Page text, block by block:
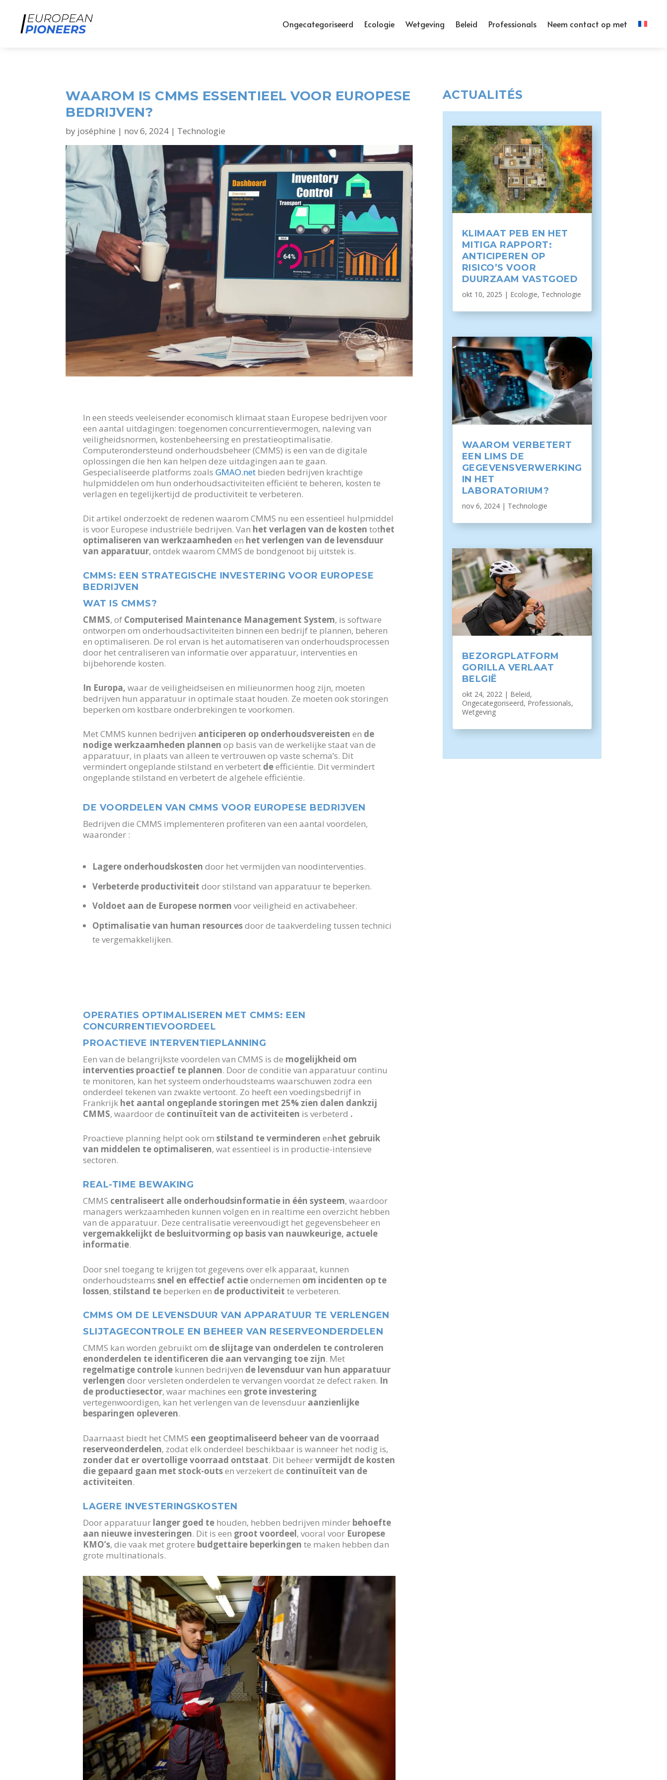
Ongecategoriseerd Ecologie Wetgeving Beleid Professionals Neem contact op met
WAAROM IS CMMS ESSENTIEEL VOOR EUROPESE
BEDRIJVEN?
by joséphine | nov 6, 2024 | Technologie
In een steeds veeleisender economisch klimaat staan Europese bedrijven voor
een aantal uitdagingen: toegenomen concurrentievermogen, naleving van
veiligheidsnormen, kostenbeheersing en prestatieoptimalisatie.
Computerondersteund onderhoudsbeheer (CMMS) is een van de digitale
oplossingen die hen kan helpen deze uitdagingen aan te gaan.
Gespecialiseerde platforms zoalsGMAO.net bieden bedrijven krachtige
hulpmiddelen om hun onderhoudsactiviteiten efficiënt te beheren, kosten te
verlagen en tegelijkertijd de productiviteit te verbeteren.
Dit artikel onderzoekt de redenen waarom CMMS nu een essentieel hulpmiddel
is voor Europese industriële bedrijven. Van het verlagen van de kosten tothet
optimaliseren van werkzaamheden en het verlengen van de levensduur
van apparatuur, ontdek waarom CMMS de bondgenoot bij uitstek is.
CMMS: EEN STRATEGISCHE INVESTERING VOOR EUROPESE
BEDRIJVEN
WAT IS CMMS?
CMMS, of Computerised Maintenance Management System, is software
ontworpen om onderhoudsactiviteiten binnen een bedrijf te plannen, beheren
en optimaliseren. De rol ervan is het automatiseren van onderhoudsprocessen
door het centraliseren van informatie over apparatuur, interventies en
bijbehorende kosten.
In Europa, waar de veiligheidseisen en milieunormen hoog zijn, moeten
bedrijven hun apparatuur in optimale staat houden. Ze moeten ook storingen
beperken om kostbare onderbrekingen te voorkomen.
Met CMMS kunnen bedrijven anticiperen op onderhoudsvereisten en de
nodige werkzaamheden plannen op basis van de werkelijke staat van de
apparatuur, in plaats van alleen te vertrouwen op vaste schema’s. Dit
vermindert ongeplande stilstand en verbetert deefficiëntie. Dit vermindert
ongeplande stilstand en verbetert de algehele efficiëntie.
DE VOORDELEN VAN CMMS VOOR EUROPESE BEDRIJVEN
Bedrijven die CMMS implementeren profiteren van een aantal voordelen,
waaronder :
Lagere onderhoudskosten door het vermijden van noodinterventies.
Verbeterde productiviteit door stilstand van apparatuur te beperken.
Voldoet aan de Europese normen voor veiligheid en activabeheer.
Optimalisatie van human resourcesdoor de taakverdeling tussen technici
te vergemakkelijken.
OPERATIES OPTIMALISEREN MET CMMS: EEN
CONCURRENTIEVOORDEEL
PROACTIEVE INTERVENTIEPLANNING
Een van de belangrijkste voordelen van CMMS is de mogelijkheid om
interventies proactief te plannen. Door de conditie van apparatuur continu
te monitoren, kan het systeem onderhoudsteams waarschuwen zodra een
onderdeel tekenen van zwakte vertoont. Zo heeft een voedingsbedrijf in
Frankrijk het aantal ongeplande storingen met 25% zien dalen dankzij
CMMS, waardoor de continuïteit van de activiteiten is verbeterd .
Proactieve planning helpt ook omstilstand te verminderen enhet gebruik
van middelen te optimaliseren, wat essentieel is in productie-intensieve
sectoren.
REAL-TIME BEWAKING
CMMS centraliseert alle onderhoudsinformatie in één systeem, waardoor
managers werkzaamheden kunnen volgen en in realtime een overzicht hebben
van de apparatuur. Deze centralisatie vereenvoudigt het gegevensbeheer en
vergemakkelijkt de besluitvorming op basis van nauwkeurige, actuele
informatie.
Door snel toegang te krijgen tot gegevens over elk apparaat, kunnen
onderhoudsteamssnel en effectief actieondernemen om incidenten op te
lossen,stilstand te beperken en de productiviteit te verbeteren.
CMMS OM DE LEVENSDUUR VAN APPARATUUR TE VERLENGEN
SLIJTAGECONTROLE EN BEHEER VAN RESERVEONDERDELEN
CMMS kan worden gebruikt om de slijtage van onderdelen te controleren
enonderdelen te identificeren die aan vervanging toe zijn. Met
regelmatige controle kunnen bedrijven de levensduur van hun apparatuur
verlengen door versleten onderdelen te vervangen voordat ze defect raken. In
de productiesector, waar machines een grote investering
vertegenwoordigen, kan het verlengen van de levensduur aanzienlijke
besparingen opleveren.
Daarnaast biedt het CMMS een geoptimaliseerd beheer van de voorraad
reserveonderdelen, zodat elk onderdeel beschikbaar is wanneer het nodig is,
zonder dat er overtollige voorraad ontstaat. Dit beheervermijdt de kosten
die gepaard gaan met stock-outsen verzekert de continuïteit van de
activiteiten.
LAGERE INVESTERINGSKOSTEN
Door apparatuur langer goed te houden, hebben bedrijven minder behoefte
aan nieuwe investeringen. Dit is een groot voordeel, vooral voor Europese
KMO’s, die vaak met grotere budgettaire beperkingen te maken hebben dan
grote multinationals.
ACTUALITÉS
KLIMAAT PEB EN HET
MITIGA RAPPORT:
ANTICIPEREN OP
RISICO’S VOOR
DUURZAAM VASTGOED
okt 10, 2025 | Ecologie, Technologie
WAAROM VERBETERT
EEN LIMS DE
GEGEVENSVERWERKING
IN HET
LABORATORIUM?
nov 6, 2024| Technologie
BEZORGPLATFORM
GORILLA VERLAAT
BELGIË
okt 24, 2022| Beleid,
Ongecategoriseerd, Professionals,
Wetgeving